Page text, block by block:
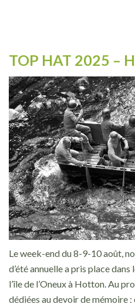
TOP HAT 2025 –
Le week-end du 8-9-10 août,
d’été annuelle a pris place
l’île de l’Oneux à Hotton. Au
dédiées au devoir de mémoire :